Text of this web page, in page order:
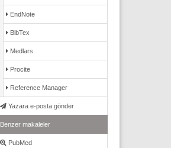
EndNote
BibTex
Medlars
Procite
Reference Manager
Yazara e-posta gönder
Benzer makaleler
PubMed